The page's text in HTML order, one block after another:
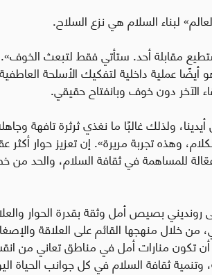
لبناء السلام هي نزع السلاح.
مقابلة أحد. ستأتي فقط لتبعث الخوف».
عملية داخلية لتفكيك الأسلحة
الآخر دون خوف وبانفتاح حقيقي.
ولذلك غالبًا ما نغذي ثرثرة تافهة
وهذه تجربة مريرة». إن تعزيز حوار أكثر
للمساهمة في ثقافة السلام، والحد من
رونديني بصيص أمل وثقة بقدرة الحوار
خلال منهجها القائم على العلاقة
تكون منارات أمل في مناطق تعاني من
ثقافة السلام في كل جوانب الحياة